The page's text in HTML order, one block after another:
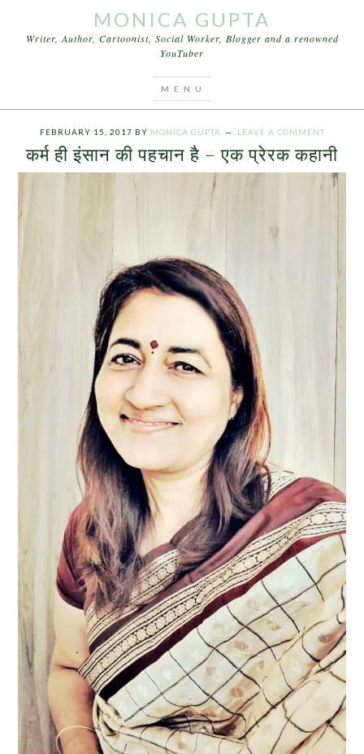
MONICA GUPTA
Writer, Author, Cartoonist, Social Worker, Blogger and a renowned
YouTuber
FEBRUARY 15, 2017 BY MONICA GUPTA LEAVE A COMMENT
कर्म ही इंसान की पहचान है – एक प्रेरक कहानी